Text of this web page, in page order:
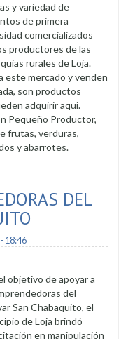
y variedad de
de primera
comercializados
productores de las
rurales de Loja.
este mercado y venden
son productos
adquirir aquí.
Pequeño Productor,
frutas, verduras,
y abarrotes.
DEL
18:46
objetivo de apoyar a
del
San Chabaquito, el
de Loja brindó
en manipulación